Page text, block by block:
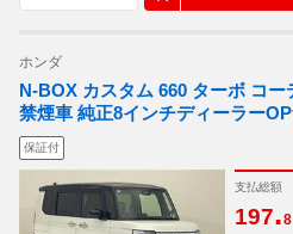
ホンダ
N-BOX カスタム 660 ターボ コ
禁煙車 純正8インチディーラー
保証付
支払総額
197.8